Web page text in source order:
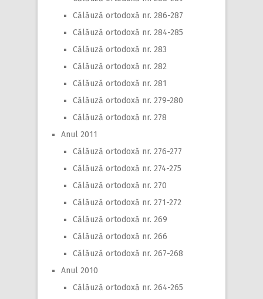
Călăuză ortodoxă nr. 286-287
Călăuză ortodoxă nr. 284-285
Călăuză ortodoxă nr. 283
Călăuză ortodoxă nr. 282
Călăuză ortodoxă nr. 281
Călăuză ortodoxă nr. 279-280
Călăuză ortodoxă nr. 278
Anul 2011
Călăuză ortodoxă nr. 276-277
Călăuză ortodoxă nr. 274-275
Călăuză ortodoxă nr. 270
Călăuză ortodoxă nr. 271-272
Călăuză ortodoxă nr. 269
Călăuză ortodoxă nr. 266
Călăuză ortodoxă nr. 267-268
Anul 2010
Călăuză ortodoxă nr. 264-265